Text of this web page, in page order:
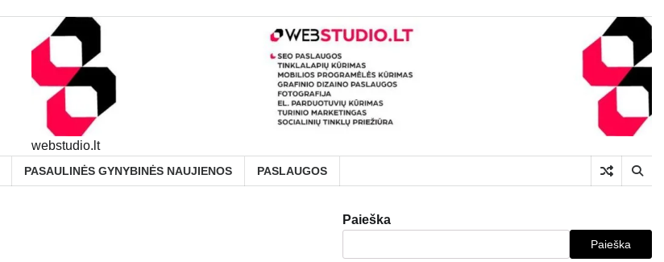
webstudio.lt
PASAULINĖS GYNYBINĖS NAUJIENOS PASLAUGOS
Paieška
Paieška